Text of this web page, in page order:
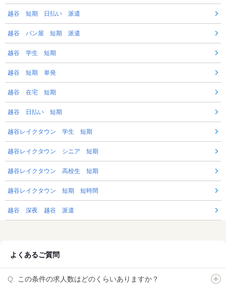
越谷 短期 日払い 派遣
越谷 パン屋 短期 派遣
越谷 学生 短期
越谷 短期 単発
越谷 在宅 短期
越谷 日払い 短期
越谷レイクタウン 学生 短期
越谷レイクタウン シニア 短期
越谷レイクタウン 高校生 短期
越谷レイクタウン 短期 短時間
越谷 深夜 越谷 派遣
よくあるご質問
この条件の求人数はどのくらいありますか？